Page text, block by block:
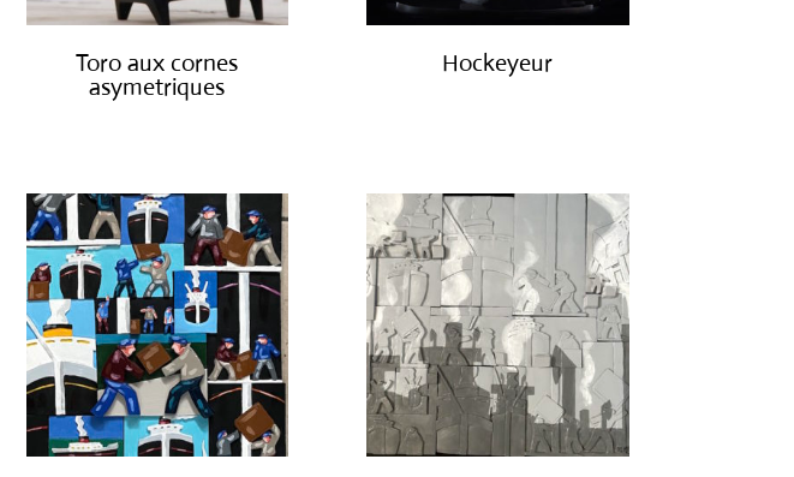
Toro aux cornes
asymetriques
Hockeyeur